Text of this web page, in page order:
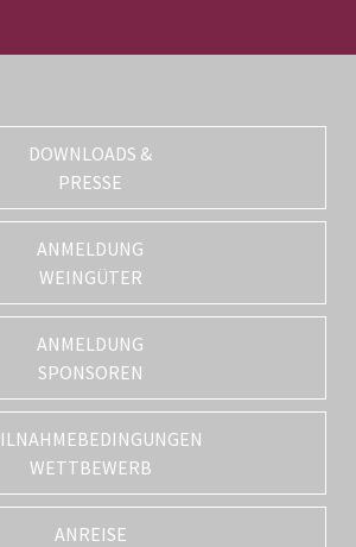
DOWNLOADS &
PRESSE
ANMELDUNG
WEINGÜTER
ANMELDUNG
SPONSOREN
WETTBEWERB
ANREISE